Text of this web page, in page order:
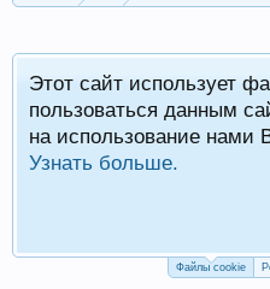
Этот сайт использует
пользоваться данным
на использование
Узнать больше.
Файлы cookie